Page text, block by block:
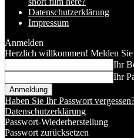
Datenschutzerklärung
Impressum
Anmelden
Herzlich willkommen! Melden Sie
Ihr
Ihr
Haben Sie Ihr Passwort
Datenschutzerklärung
Passwort-Wiederherstellung
Passwort zurücksetzen